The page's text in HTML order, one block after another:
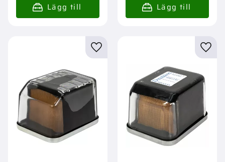
Lägg till i favoriter